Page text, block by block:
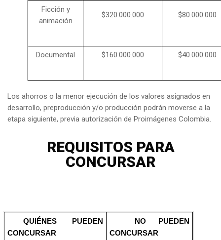
Ficción y
animación
$320.000.000 $80.000.000
Documental $160.000.000 $40.000.000
Los ahorros o la menor ejecución de los valores asignados en
desarrollo, preproducción y/o producción podrán moverse a la
etapa siguiente, previa autorización de Proimágenes Colombia.
REQUISITOS PARA
CONCURSAR
QUIÉNES PUEDEN
CONCURSAR
NO PUEDEN
CONCURSAR